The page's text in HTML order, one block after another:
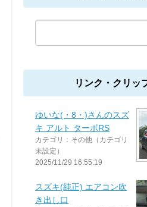
リンク・クリッ
ゆいな(・8・)さんのスズ
キ アルト ターボRS
カテゴリ：その他（カテゴリ
未設定）
2025/11/29 16:55:19
スズキ(純正) エアコン吹
き出し口